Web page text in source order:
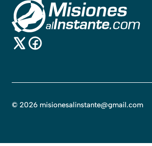
© 2026 misionesalinstante@gmail.com